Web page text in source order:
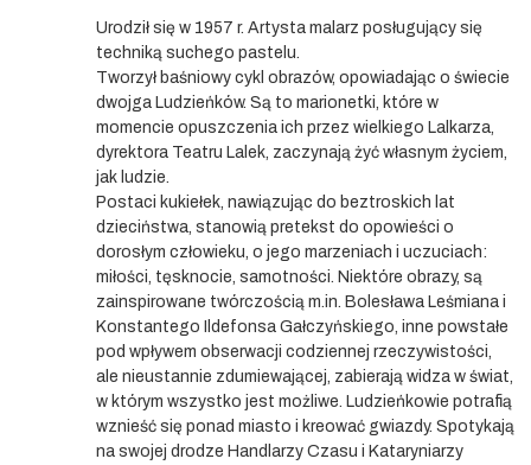
Urodził się w 1957 r. Artysta malarz posługujący się
techniką suchego pastelu.
Tworzył baśniowy cykl obrazów, opowiadając o świecie
dwojga Ludzieńków. Są to marionetki, które w
momencie opuszczenia ich przez wielkiego Lalkarza,
dyrektora Teatru Lalek, zaczynają żyć własnym życiem,
jak ludzie.
Postaci kukiełek, nawiązując do beztroskich lat
dzieciństwa, stanowią pretekst do opowieści o
dorosłym człowieku, o jego marzeniach i uczuciach:
miłości, tęsknocie, samotności. Niektóre obrazy, są
zainspirowane twórczością m.in. Bolesława Leśmiana i
Konstantego Ildefonsa Gałczyńskiego, inne powstałe
pod wpływem obserwacji codziennej rzeczywistości,
ale nieustannie zdumiewającej, zabierają widza w świat,
w którym wszystko jest możliwe. Ludzieńkowie potrafią
wznieść się ponad miasto i kreować gwiazdy. Spotykają
na swojej drodze Handlarzy Czasu i Kataryniarzy